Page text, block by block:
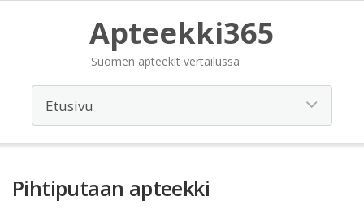
Apteekki365
Suomen apteekit vertailussa
Pihtiputaan apteekki